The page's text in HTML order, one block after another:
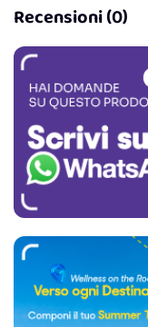
Recensioni (0)